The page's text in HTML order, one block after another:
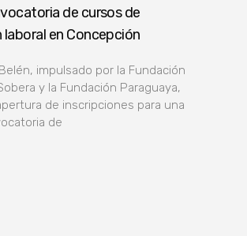
de cursos de
en Concepción
impulsado por la Fundación
y la Fundación Paraguaya,
de inscripciones para una
de